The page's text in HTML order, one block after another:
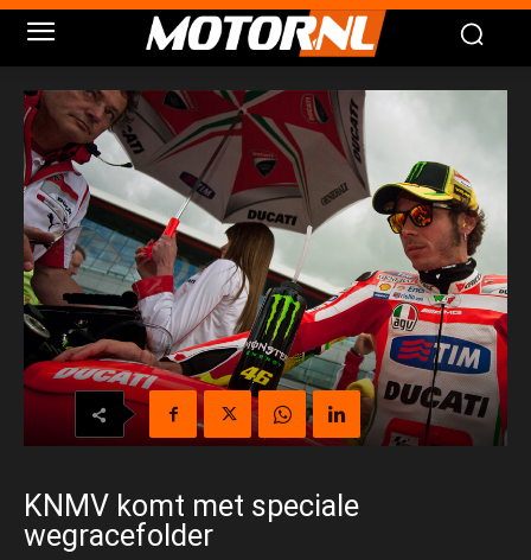
KNMV komt met speciale
wegracefolder